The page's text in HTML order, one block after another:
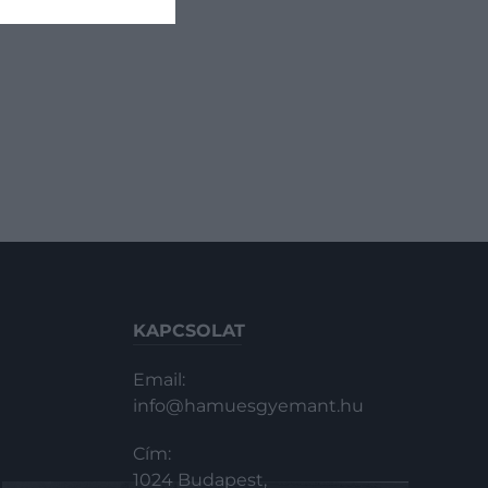
KAPCSOLAT
Email:
info@hamuesgyemant.hu
Cím:
1024 Budapest,